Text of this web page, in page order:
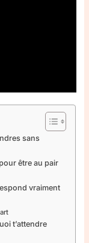
sans
être au pair
vraiment
t’attendre